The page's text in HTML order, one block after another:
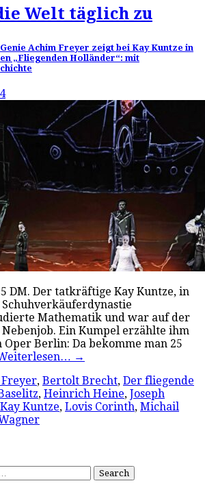
Welt täglich zu
Achim Freyer zeigt bei Kay Kuntze in
„Fliegenden Holländer“: mit
DM. Der tatkräftige Kay Kuntze, in
Mathematik und war auf der
Nebenjob. Ein Kumpel erzählte ihm
Oper Berlin: Da bekomme man 25
→
, Bertolt Brecht, Der fliegende
, Heinrich Heine, Joseph
Kay Kuntze, Lovis Corinth, Michail